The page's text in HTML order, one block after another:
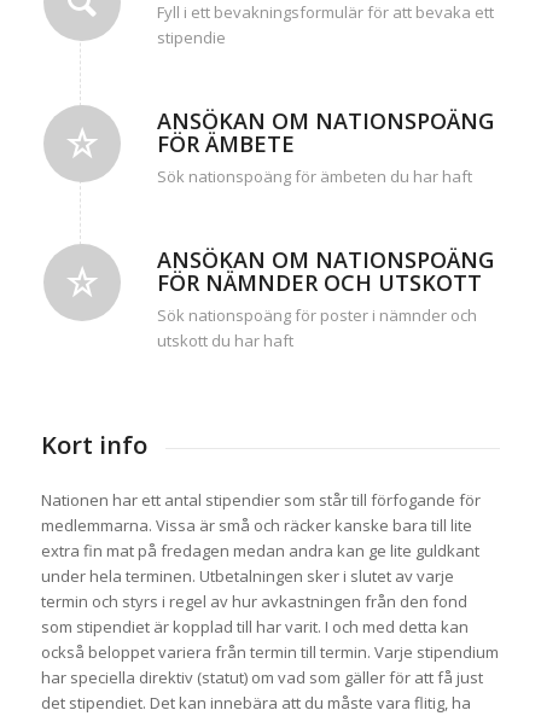
Fyll i ett bevakningsformulär för att bevaka ett
stipendie
ANSÖKAN OM NATIONSPOÄNG
FÖR ÄMBETE
Sök nationspoäng för ämbeten du har haft
ANSÖKAN OM NATIONSPOÄNG
FÖR NÄMNDER OCH UTSKOTT
Sök nationspoäng för poster i nämnder och
utskott du har haft
Kort info
Nationen har ett antal stipendier som står till förfogande för
medlemmarna. Vissa är små och räcker kanske bara till lite
extra fin mat på fredagen medan andra kan ge lite guldkant
under hela terminen. Utbetalningen sker i slutet av varje
termin och styrs i regel av hur avkastningen från den fond
som stipendiet är kopplad till har varit. I och med detta kan
också beloppet variera från termin till termin. Varje stipendium
har speciella direktiv (statut) om vad som gäller för att få just
det stipendiet. Det kan innebära att du måste vara flitig, ha